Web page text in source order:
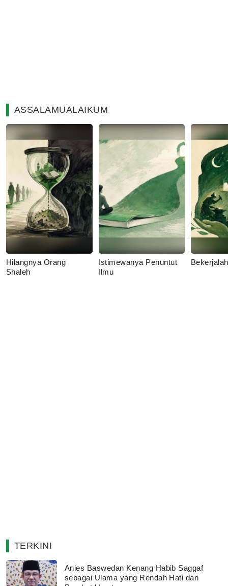
ASSALAMUALAIKUM
Hilangnya Orang
Shaleh
Istimewanya Penuntut
Ilmu
Bekerjalah
TERKINI
Anies Baswedan Kenang Habib Saggaf
sebagai Ulama yang Rendah Hati dan